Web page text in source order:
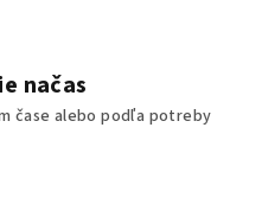
načas
čase alebo podľa potreby